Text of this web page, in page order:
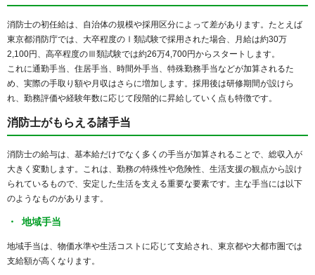
消防士の初任給は、自治体の規模や採用区分によって差があります。たとえば
東京都消防庁では、大卒程度のⅠ類試験で採用された場合、月給は約30万
2,100円、高卒程度のⅢ類試験では約26万4,700円からスタートします。
これに通勤手当、住居手当、時間外手当、特殊勤務手当などが加算されるた
め、実際の手取り額や月収はさらに増加します。採用後は研修期間が設けら
れ、勤務評価や経験年数に応じて段階的に昇給していく点も特徴です。
消防士がもらえる諸手当
消防士の給与は、基本給だけでなく多くの手当が加算されることで、総収入が
大きく変動します。これは、勤務の特殊性や危険性、生活支援の観点から設け
られているもので、安定した生活を支える重要な要素です。主な手当には以下
のようなものがあります。
地域手当
地域手当は、物価水準や生活コストに応じて支給され、東京都や大都市圏では
支給額が高くなります。